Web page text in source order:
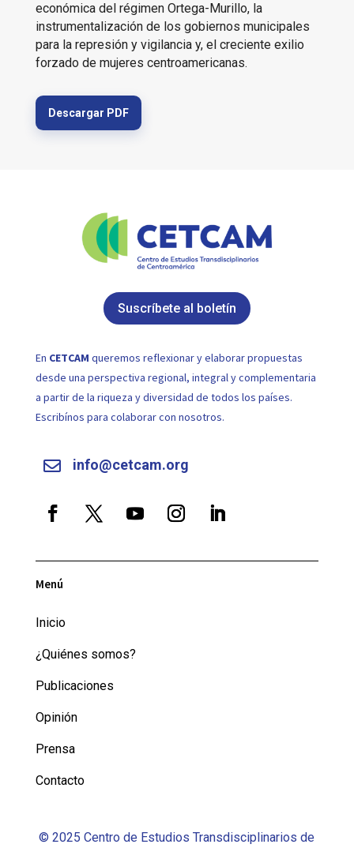
económica del régimen Ortega-Murillo, la
instrumentalización de los gobiernos municipales
para la represión y vigilancia y, el creciente exilio
forzado de mujeres centroamericanas.
Descargar PDF
Suscríbete al boletín
En CETCAM queremos reflexionar y elaborar propuestas
desde una perspectiva regional, integral y complementaria
a partir de la riqueza y diversidad de todos los países.
Escribínos para colaborar con nosotros.
 info@cetcam.org
Menú
Inicio
¿Quiénes somos?
Publicaciones
Opinión
Prensa
Contacto
© 2025 Centro de Estudios Transdisciplinarios de